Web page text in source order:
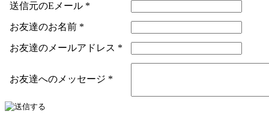
送信元のEメール *
お友達のお名前 *
お友達のメールアドレス *
お友達へのメッセージ *